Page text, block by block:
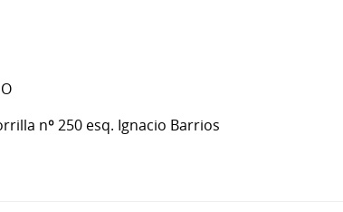
nº 250 esq. Ignacio Barrios